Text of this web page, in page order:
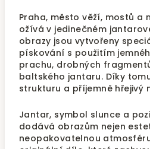
Praha, město věží, mostů a
ožívá v jedinečném
obrazy jsou vytvořeny
pískování s použitím
prachu, drobných
baltského jantaru. Díky
strukturu a příjemně hřejivý
Jantar, symbol slunce a
dodává obrazům nejen
neopakovatelnou